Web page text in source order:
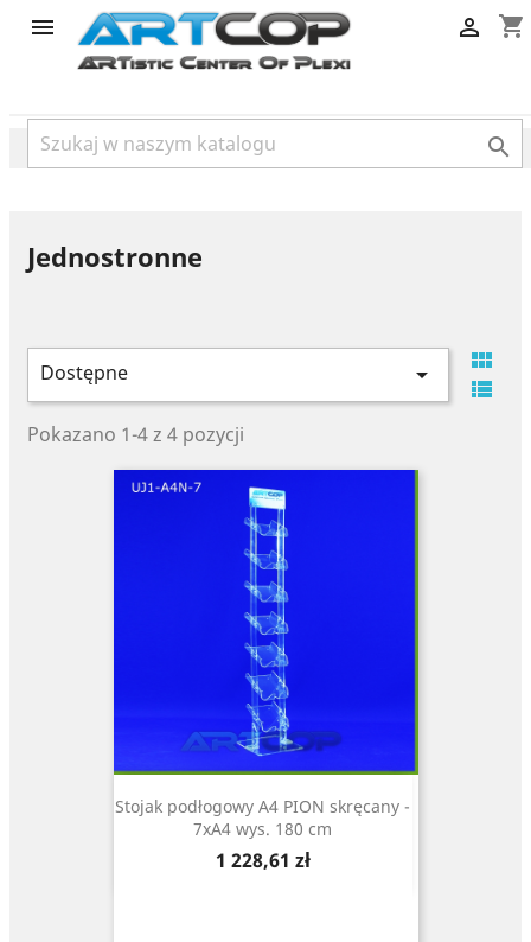
category
 shopping_cart


Jednostronne
Dostępne 


Pokazano 1-4 z 4 pozycji
Stojak podłogowy A4 PION skręcany -
7xA4 wys. 180 cm
Cena
1 228,61 zł